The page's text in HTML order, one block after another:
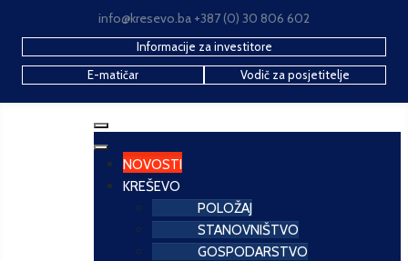
info@kresevo.ba +387 (0) 30 806 602
Informacije za investitore
E-matičar
Vodič za posjetitelje
NOVOSTI
KREŠEVO
POLOŽAJ
STANOVNIŠTVO
GOSPODARSTVO